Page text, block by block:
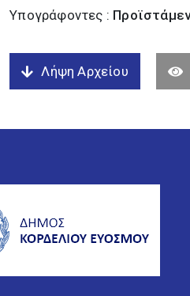
Υπογράφοντες :
Λήψη Αρχείου